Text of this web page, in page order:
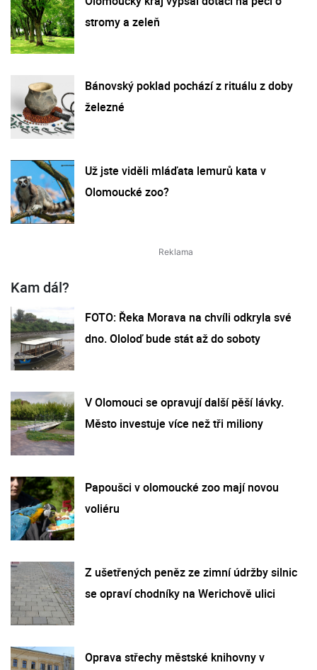
stromy a zeleň
Bánovský poklad pochází z rituálu z doby
železné
Už jste viděli mláďata lemurů kata v
Olomoucké zoo?
Kam dál?
FOTO: Řeka Morava na chvíli odkryla své
dno. Ololoď bude stát až do soboty
V Olomouci se opravují další pěší lávky.
Město investuje více než tři miliony
Papoušci v olomoucké zoo mají novou
voliéru
Z ušetřených peněz ze zimní údržby silnic
se opraví chodníky na Werichově ulici
Oprava střechy městské knihovny v